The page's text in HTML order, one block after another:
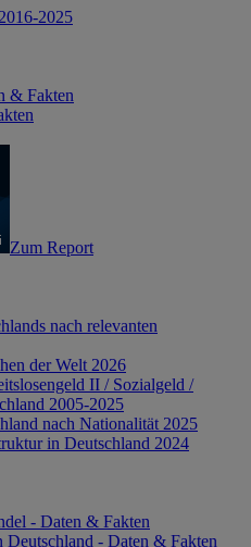
2025
& Fakten
Zum Report
nach relevanten
der Welt 2026
II / Sozialgeld /
2005-2025
nach Nationalität 2025
in Deutschland 2024
- Daten & Fakten
Deutschland - Daten & Fakten